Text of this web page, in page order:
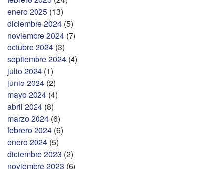
enero 2025 (13)
diciembre 2024 (5)
noviembre 2024 (7)
octubre 2024 (3)
septiembre 2024 (4)
julio 2024 (1)
junio 2024 (2)
mayo 2024 (4)
abril 2024 (8)
marzo 2024 (6)
febrero 2024 (6)
enero 2024 (5)
diciembre 2023 (2)
noviembre 2023 (6)